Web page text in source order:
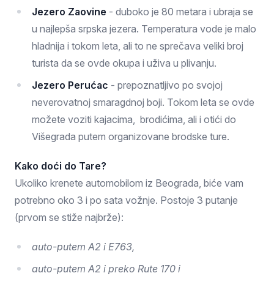
Jezero Zaovine - duboko je 80 metara i ubraja se
u najlepša srpska jezera. Temperatura vode je malo
hladnija i tokom leta, ali to ne sprečava veliki broj
turista da se ovde okupa i uživa u plivanju.
Jezero Perućac - prepoznatljivo po svojoj
neverovatnoj smaragdnoj boji. Tokom leta se ovde
možete voziti kajacima, brodićima, ali i otići do
Višegrada putem organizovane brodske ture.
Kako doći do Tare?
Ukoliko krenete automobilom iz Beograda, biće vam
potrebno oko 3 i po sata vožnje. Postoje 3 putanje
(prvom se stiže najbrže):
auto-putem A2 i E763,
auto-putem A2 i preko Rute 170 i